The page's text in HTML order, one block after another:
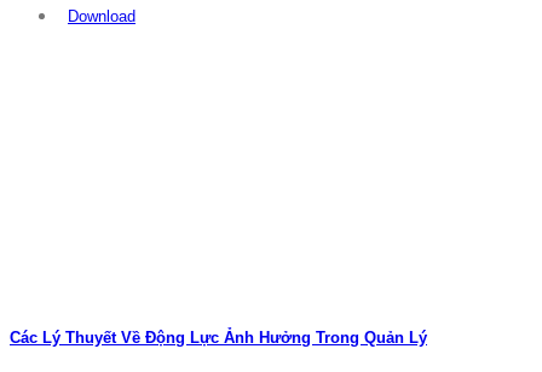
Download
Các Lý Thuyết Về Động Lực Ảnh Hưởng Trong Quản Lý